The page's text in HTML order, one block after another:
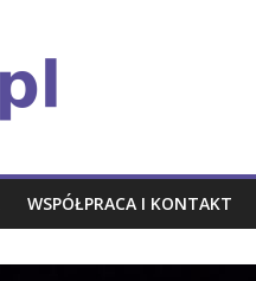
WSPÓŁPRACA I KONTAKT